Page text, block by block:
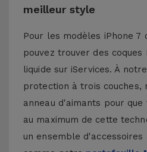
meilleur style
Pour les modèles iPhone 7
pouvez trouver des coques
liquide sur iServices. À
protection à trois couches,
anneau d'aimants pour
au maximum de cette
un ensemble d'accessoires